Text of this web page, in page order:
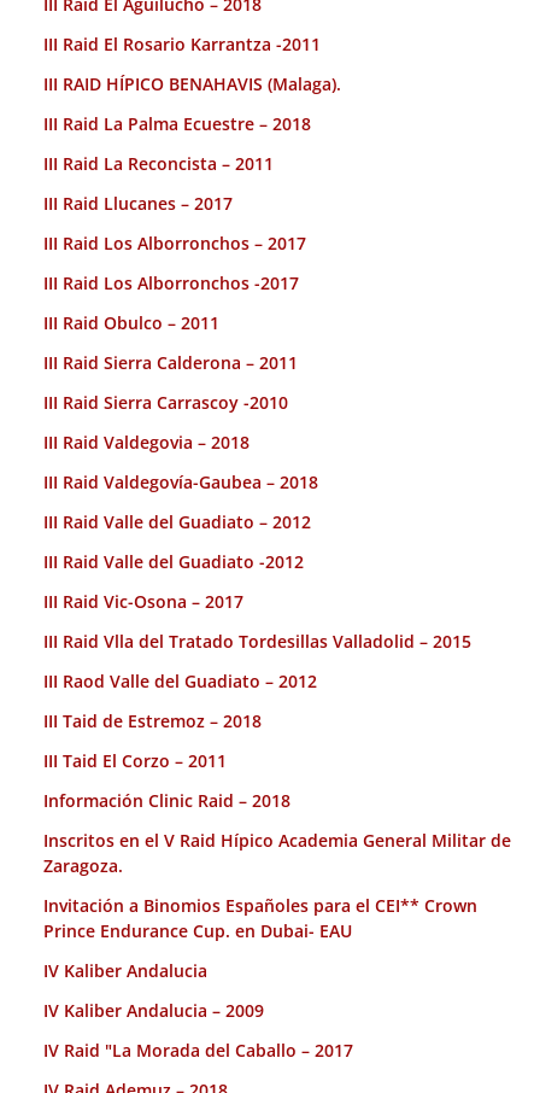
III Raid El Rosario Karrantza -2011
III RAID HÍPICO BENAHAVIS (Malaga).
III Raid La Palma Ecuestre – 2018
III Raid La Reconcista – 2011
III Raid Llucanes – 2017
III Raid Los Alborronchos – 2017
III Raid Los Alborronchos -2017
III Raid Obulco – 2011
III Raid Sierra Calderona – 2011
III Raid Sierra Carrascoy -2010
III Raid Valdegovia – 2018
III Raid Valdegovía-Gaubea – 2018
III Raid Valle del Guadiato – 2012
III Raid Valle del Guadiato -2012
III Raid Vic-Osona – 2017
III Raid Vlla del Tratado Tordesillas Valladolid – 2015
III Raod Valle del Guadiato – 2012
III Taid de Estremoz – 2018
III Taid El Corzo – 2011
Información Clinic Raid – 2018
Inscritos en el V Raid Hípico Academia General Militar de
Zaragoza.
Invitación a Binomios Españoles para el CEI** Crown
Prince Endurance Cup. en Dubai- EAU
IV Kaliber Andalucia
IV Kaliber Andalucia – 2009
IV Raid "La Morada del Caballo – 2017